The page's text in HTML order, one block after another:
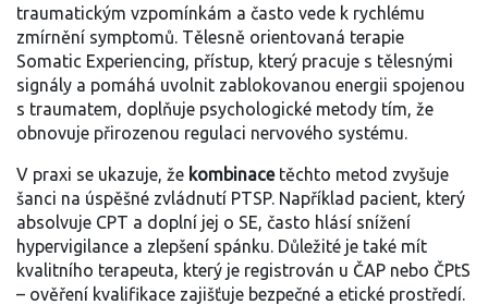
traumatickým vzpomínkám a často vede k rychlému
zmírnění symptomů. Tělesně orientovaná terapie
Somatic Experiencing, přístup, který pracuje s tělesnými
signály a pomáhá uvolnit zablokovanou energii spojenou
s traumatem, doplňuje psychologické metody tím, že
obnovuje přirozenou regulaci nervového systému.
V praxi se ukazuje, že kombinacetěchto metod zvyšuje
šanci na úspěšné zvládnutí PTSP. Například pacient, který
absolvuje CPT a doplní jej o SE, často hlásí snížení
hypervigilance a zlepšení spánku. Důležité je také mít
kvalitního terapeuta, který je registrován u ČAP nebo ČPtS
– ověření kvalifikace zajišťuje bezpečné a etické prostředí.